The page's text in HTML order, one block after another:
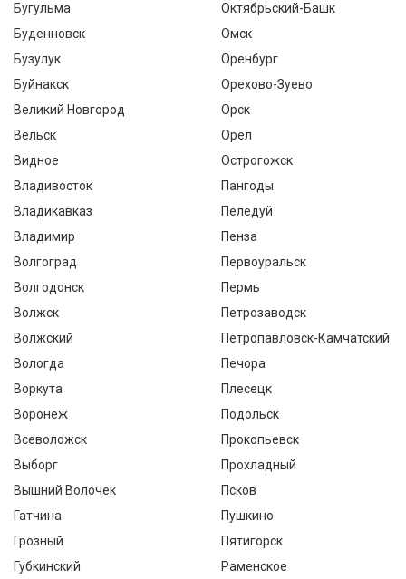
Бугульма
Буденновск
Бузулук
Буйнакск
Великий Новгород
Вельск
Видное
Владивосток
Владикавказ
Владимир
Волгоград
Волгодонск
Волжск
Волжский
Вологда
Воркута
Воронеж
Всеволожск
Выборг
Вышний Волочек
Гатчина
Грозный
Губкинский
Октябрьский-Башк
Омск
Оренбург
Орехово-Зуево
Орск
Орёл
Острогожск
Пангоды
Пеледуй
Пенза
Первоуральск
Пермь
Петрозаводск
Петропавловск-Камчатский
Печора
Плесецк
Подольск
Прокопьевск
Прохладный
Псков
Пушкино
Пятигорск
Раменское